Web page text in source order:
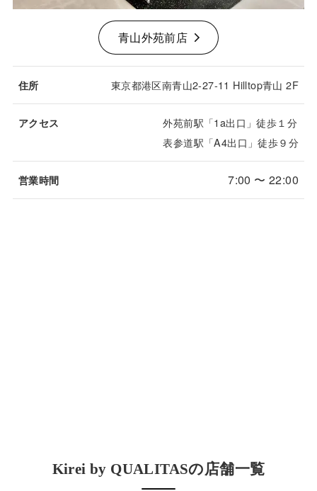
青山外苑前店
住所 東京都港区南青山2-27-11 Hilltop青山 2F
アクセス
外苑前駅「1a出口」徒歩１分
表参道駅「A4出口」徒歩９分
営業時間 7:00 〜 22:00
Kirei by QUALITASの店舗一覧